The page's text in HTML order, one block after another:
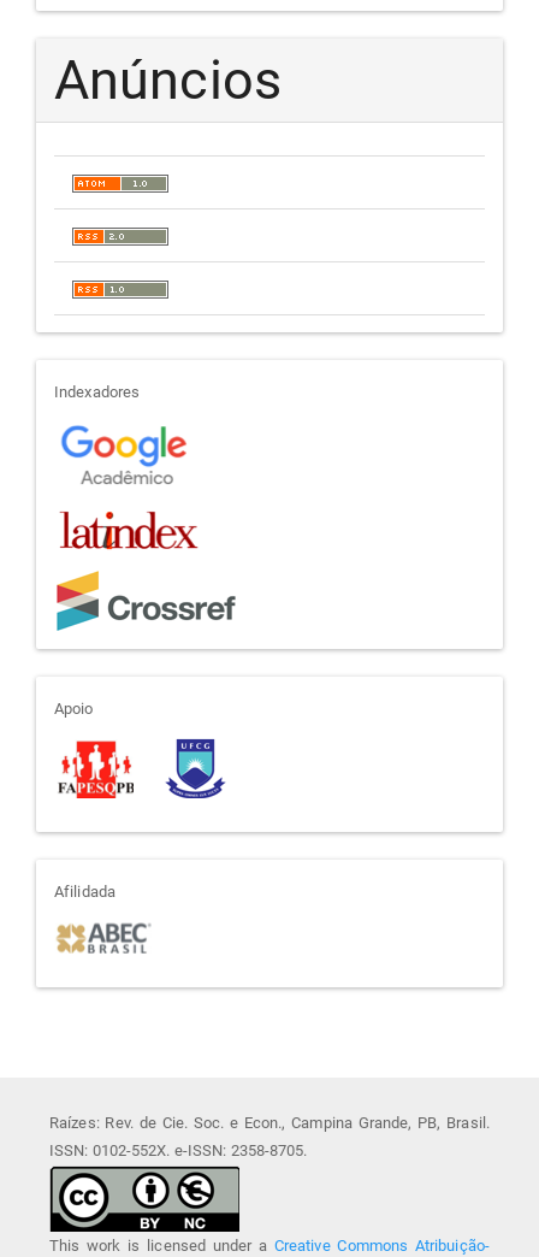
Anúncios
indexadores
Indexadores
apoio
Apoio
afiliada
Afilidada
Raízes: Rev. de Cie. Soc. e Econ., Campina Grande, PB, Brasil.
ISSN: 0102-552X. e-ISSN: 2358-8705.
This work is licensed under a Creative Commons Atribuição-